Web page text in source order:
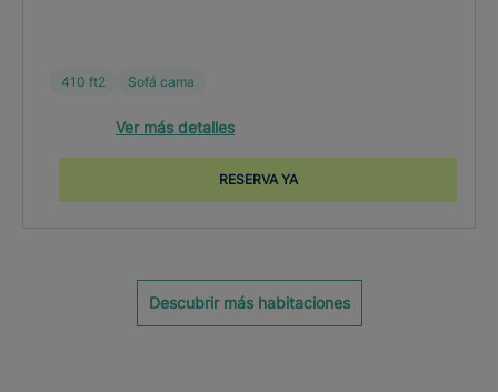
410 ft2 Sofá cama
Ver más detalles
RESERVA YA
Descubrir más habitaciones